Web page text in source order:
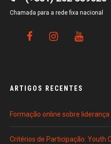
Chamada para a rede fixa nacional
ARTIGOS RECENTES
Formação online sobre
Critérios de Participação: Youth